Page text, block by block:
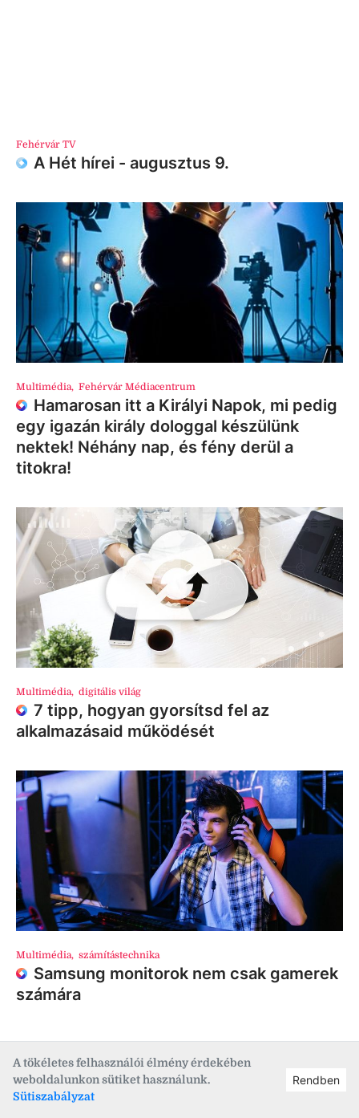
A tökéletes felhasználói élmény érdekében
weboldalunkon sütiket használunk.
Sütiszabályzat
Rendben
Fehérvár TV
A Hét hírei - augusztus 9.
Multimédia, Fehérvár Médiacentrum
Hamarosan itt a Királyi Napok, mi pedig
egy igazán király dologgal készülünk
nektek! Néhány nap, és fény derül a
titokra!
Multimédia, digitális világ
7 tipp, hogyan gyorsítsd fel az
alkalmazásaid működését
Multimédia, számítástechnika
Samsung monitorok nem csak gamerek
számára
Kult